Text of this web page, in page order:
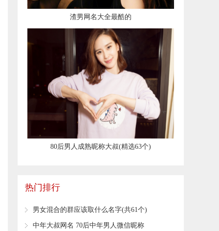
渣男网名大全最酷的
​80后男人成熟昵称大叔(精选63个)
热门排行
​男女混合的群应该取什么名字(共61个)
中年大叔网名 70后中年男人微信昵称